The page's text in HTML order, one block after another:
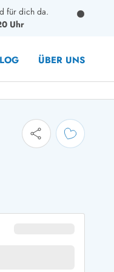
für dich da.
Uhr
ÜBER UNS